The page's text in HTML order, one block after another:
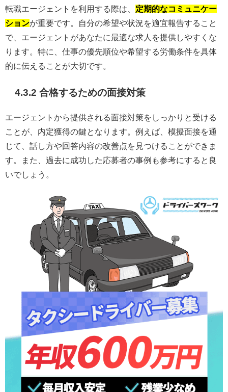
転職エージェントを利用する際は、 定期的なコミュニケー
ションが重要です。自分の希望や状況を適宜報告すること
で、エージェントがあなたに最適な求人を提供しやすくな
ります。特に、仕事の優先順位や希望する労働条件を具体
的に伝えることが大切です。
4.3.2 合格するための面接対策
エージェントから提供される面接対策をしっかりと受ける
ことが、内定獲得の鍵となります。例えば、模擬面接を通
じて、話し方や回答内容の改善点を見つけることができま
す。また、過去に成功した応募者の事例も参考にすると良
いでしょう。